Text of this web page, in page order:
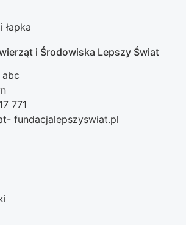
i Środowiska Lepszy Świat
abc
771
fundacjalepszyswiat.pl